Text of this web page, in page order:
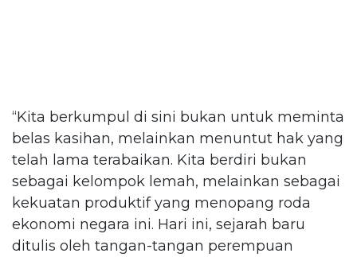
“Kita berkumpul di sini bukan untuk meminta
belas kasihan, melainkan menuntut hak yang
telah lama terabaikan. Kita berdiri bukan
sebagai kelompok lemah, melainkan sebagai
kekuatan produktif yang menopang roda
ekonomi negara ini. Hari ini, sejarah baru
ditulis oleh tangan-tangan perempuan